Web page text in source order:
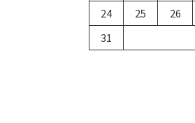
24
25 26
31